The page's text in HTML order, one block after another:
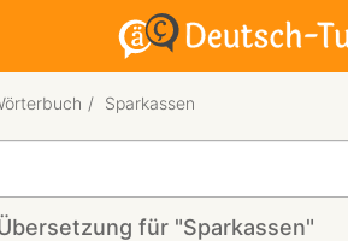
Sparkassen
für "Sparkassen"